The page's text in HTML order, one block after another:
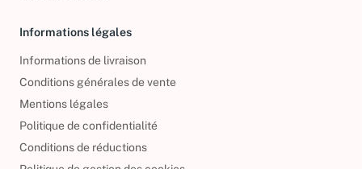
Informations légales
Informations de livraison
Conditions générales de vente
Mentions légales
Politique de confidentialité
Conditions de réductions